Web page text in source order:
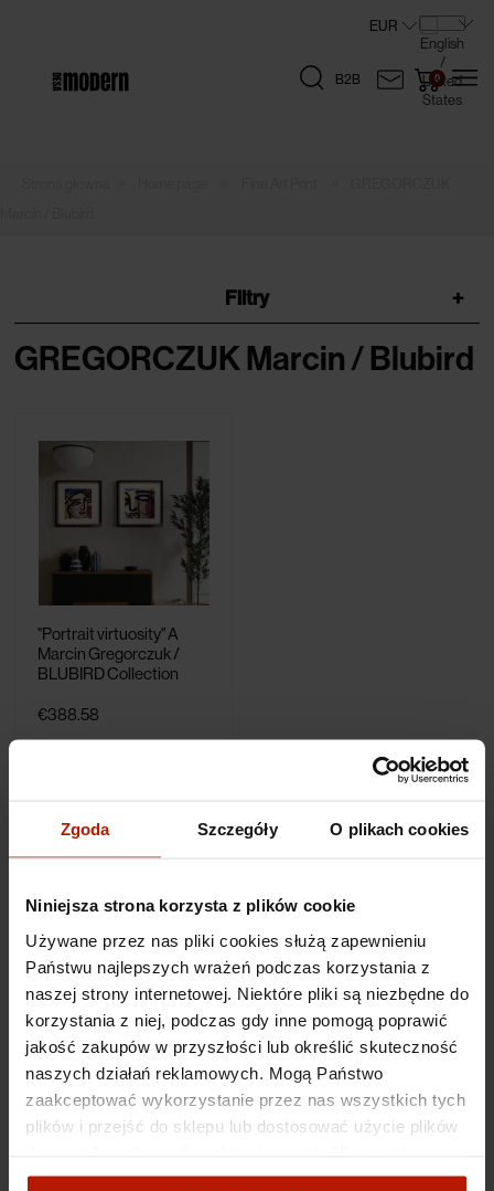
Zgoda Szczegóły O plikach cookies
Niniejsza strona korzysta z plików cookie
Używane przez nas pliki cookies służą zapewnieniu
Państwu najlepszych wrażeń podczas korzystania z
naszej strony internetowej. Niektóre pliki są niezbędne do
korzystania z niej, podczas gdy inne pomogą poprawić
jakość zakupów w przyszłości lub określić skuteczność
naszych działań reklamowych. Mogą Państwo
zaakceptować wykorzystanie przez nas wszystkich tych
plików i przejść do sklepu lub dostosować użycie plików
zgody".
B2B
Filtry +
GREGORCZUK Marcin / Blubird
"Portrait virtuosity" A
Marcin Gregorczuk /
BLUBIRD Collection
€388.58